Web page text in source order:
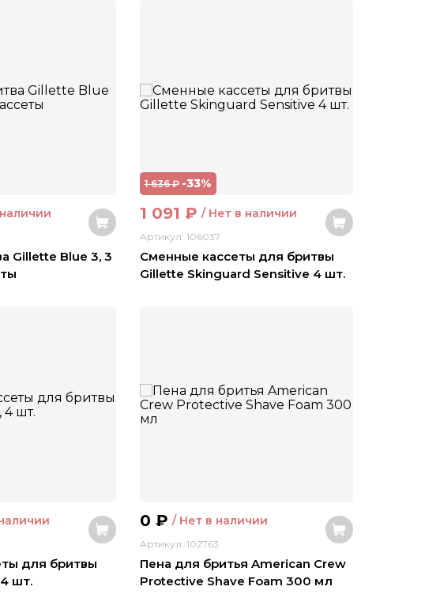
Gillette Blue 3, 3
1 636₽ -33%
1 091 ₽ / Нет в наличии
Артикул: 106037
Сменные кассеты для бритвы
Gillette Skinguard Sensitive 4 шт.
для бритвы
шт.
0 ₽ / Нет в наличии
Артикул: 102763
Пена для бритья American Crew
Protective Shave Foam 300 мл